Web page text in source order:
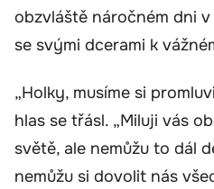
obzvláště náročném dni v
se svými dcerami k
„Holky, musíme si
hlas se třásl. „Miluji vás
světě, ale nemůžu to dál
nemůžu si dovolit nás